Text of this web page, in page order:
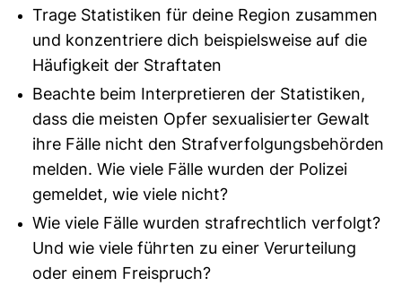
Trage Statistiken für deine Region zusammen
und konzentriere dich beispielsweise auf die
Häufigkeit der Straftaten
Beachte beim Interpretieren der Statistiken,
dass die meisten Opfer sexualisierter Gewalt
ihre Fälle nicht den Strafverfolgungsbehörden
melden. Wie viele Fälle wurden der Polizei
gemeldet, wie viele nicht?
Wie viele Fälle wurden strafrechtlich verfolgt?
Und wie viele führten zu einer Verurteilung
oder einem Freispruch?